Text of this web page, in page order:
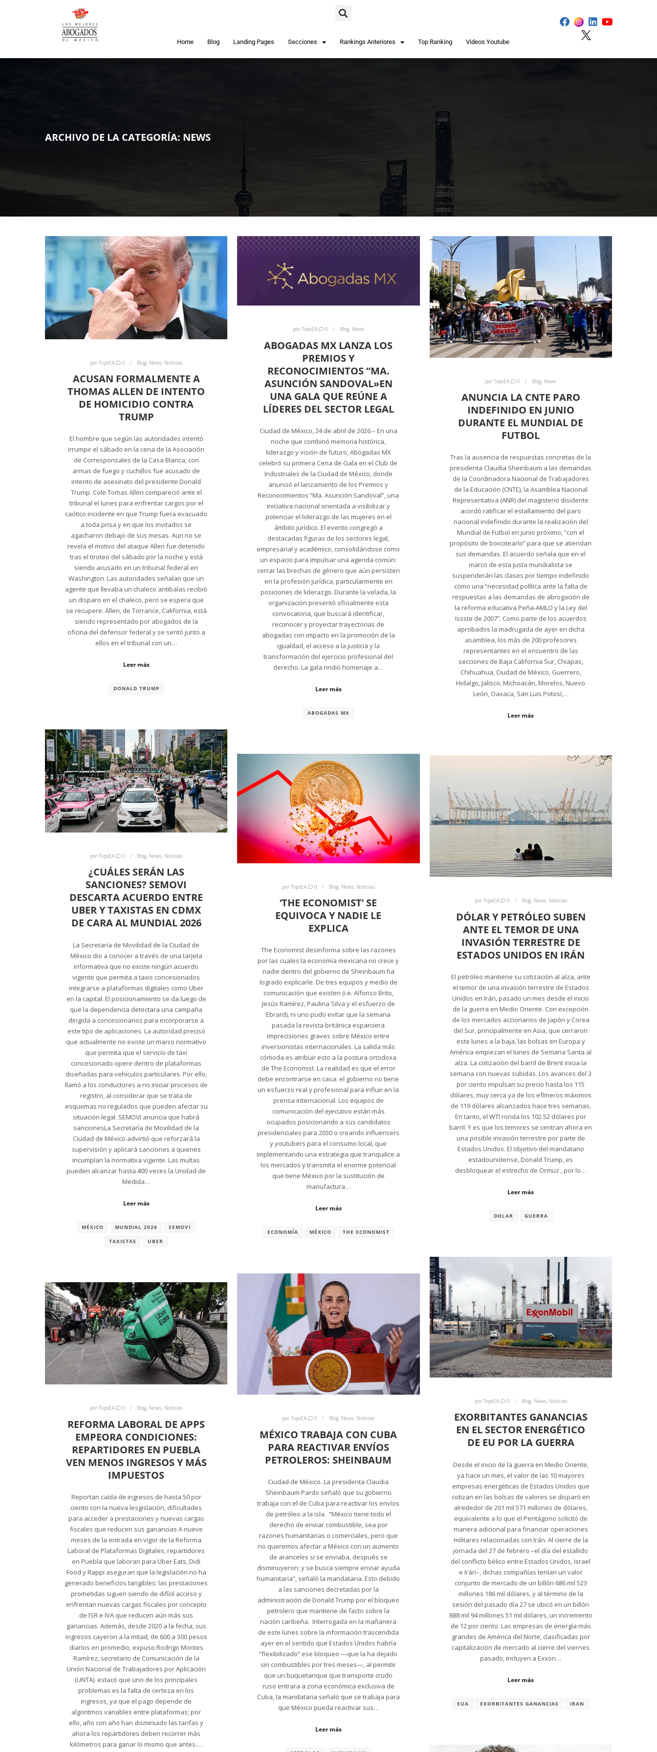
Home Blog Landing Pages Secciones Rankings Anteriores Top Ranking Videos Youtube
ARCHIVO DE LA CATEGORÍA: NEWS
porTopsEA 0 Blog, News, Noticias
ACUSAN FORMALMENTE A
THOMAS ALLEN DE INTENTO
DE HOMICIDIO CONTRA
TRUMP
El hombre que según las autoridades intentó
irrumpir el sábado en la cena de la Asociación
de Corresponsales de la Casa Blanca, con
armas de fuego y cuchillos fue acusado de
intento de asesinato del presidente Donald
Trump. Cole Tomas Allen compareció ante el
tribunal el lunes para enfrentar cargos por el
caótico incidente en que Trump fuera evacuado
a toda prisa y en que los invitados se
agacharon debajo de sus mesas. Aun no se
revela el motivo del ataque Allen fue detenido
tras el tiroteo del sábado por la noche y está
siendo acusado en un tribunal federal en
Washington. Las autoridades señalan que un
agente que llevaba un chaleco antibalas recibió
un disparo en el chaleco, pero se espera que
se recupere. Allen, de Torrance, California, está
siendo representado por abogados de la
oficina del defensor federal y se sentó junto a
ellos en el tribunal con un…
Leer más
DONALD TRUMP
por TopsEA 0 Blog, News
ABOGADAS MX LANZA LOS
PREMIOS Y
RECONOCIMIENTOS “MA.
ASUNCIÓN SANDOVAL»EN
UNA GALA QUE REÚNE A
LÍDERES DEL SECTOR LEGAL
Ciudad de México, 24 de abril de 2026.– En una
noche que combinó memoria histórica,
liderazgo y visión de futuro, Abogadas MX
celebró su primera Cena de Gala en el Club de
Industriales de la Ciudad de México, donde
anunció el lanzamiento de los Premios y
Reconocimientos “Ma. Asunción Sandoval”, una
iniciativa nacional orientada a visibilizar y
potenciar el liderazgo de las mujeres en el
ámbito jurídico. El evento congregó a
destacadas figuras de los sectores legal,
empresarial y académico, consolidándose como
un espacio para impulsar una agenda común:
cerrar las brechas de género que aún persisten
en la profesión jurídica, particularmente en
posiciones de liderazgo. Durante la velada, la
organización presentó oficialmente esta
convocatoria, que buscará identificar,
reconocer y proyectar trayectorias de
abogadas con impacto en la promoción de la
igualdad, el acceso a la justicia y la
transformación del ejercicio profesional del
derecho. La gala rindió homenaje a…
Leer más
ABOGADAS MX
porTopsEA 0 Blog, News
ANUNCIA LA CNTE PARO
INDEFINIDO EN JUNIO
DURANTE EL MUNDIAL DE
FUTBOL
Tras la ausencia de respuestas concretas de la
presidenta Claudia Sheinbaum a las demandas
de la Coordinadora Nacional de Trabajadores
de la Educación (CNTE), la Asamblea Nacional
Representativa (ANR) del magisterio disidente
acordó ratificar el estallamiento del paro
nacional indefinido durante la realización del
Mundial de Futbol en junio próximo, “con el
propósito de boicotearlo” para que se atiendan
sus demandas. El acuerdo señala que en el
marco de esta justa mundialista se
suspenderán las clases por tiempo indefinido
como una “necesidad política ante la falta de
respuestas a las demandas de abrogación de
la reforma educativa Peña-AMLO y la Ley del
Issste de 2007”. Como parte de los acuerdos
aprobados la madrugada de ayer en dicha
asamblea, los más de 200 profesores
representantes en el encuentro de las
secciones de Baja California Sur, Chiapas,
Chihuahua, Ciudad de México, Guerrero,
Hidalgo, Jalisco, Michoacán, Morelos, Nuevo
León, Oaxaca, San Luis Potosí,…
Leer más
porTopsEA 0 Blog, News, Noticias
¿CUÁLES SERÁN LAS
SANCIONES? SEMOVI
DESCARTA ACUERDO ENTRE
UBER Y TAXISTAS EN CDMX
DE CARA AL MUNDIAL 2026
La Secretaría de Movilidad de la Ciudad de
México dio a conocer a través de una tarjeta
informativa que no existe ningún acuerdo
vigente que permita a taxis concesionados
integrarse a plataformas digitales como Uber
en la capital. El posicionamiento se da luego de
que la dependencia detectara una campaña
dirigida a concesionarios para incorporarse a
este tipo de aplicaciones. La autoridad precisó
que actualmente no existe un marco normativo
que permita que el servicio de taxi
concesionado opere dentro de plataformas
diseñadas para vehículos particulares. Por ello,
llamó a los conductores a no iniciar procesos de
registro, al considerar que se trata de
esquemas no regulados que pueden afectar su
situación legal. SEMOVI anuncia que habrá
sancionesLa Secretaría de Movilidad de la
Ciudad de México advirtió que reforzará la
supervisión y aplicará sanciones a quienes
incumplan la normativa vigente. Las multas
pueden alcanzar hasta 400 veces la Unidad de
Medida…
Leer más
MÉXICO MUNDIAL 2026 SEMOVI
TAXISTAS UBER
porTopsEA 0 Blog, News, Noticias
‘THE ECONOMIST’ SE
EQUIVOCA Y NADIE LE
EXPLICA
The Economist desinforma sobre las razones
por las cuales la economía mexicana no crece y
nadie dentro del gobierno de Sheinbaum ha
logrado explicarle. De tres equipos y medio de
comunicación que existen (i.e. Alfonso Brito,
Jesús Ramírez, Paulina Silva y el esfuerzo de
Ebrard), ni uno pudo evitar que la semana
pasada la revista británica esparciera
imprecisiones graves sobre México entre
inversionistas internacionales. La salida más
cómoda es atribuir esto a la postura ortodoxa
de The Economist. La realidad es que el error
debe encontrarse en casa: el gobierno no tiene
un esfuerzo real y profesional para influir en la
prensa internacional. Los equipos de
comunicación del ejecutivo están más
ocupados posicionando a sus candidatos
presidenciales para 2030 o creando influencers
y youtubers para el consumo local, que
implementando una estrategia que tranquilice a
los mercados y transmita el enorme potencial
que tiene México por la sustitución de
manufactura…
Leer más
ECONOMÍA MÉXICO THE ECONOMIST
por TopsEA 0 Blog, News, Noticias
DÓLAR Y PETRÓLEO SUBEN
ANTE EL TEMOR DE UNA
INVASIÓN TERRESTRE DE
ESTADOS UNIDOS EN IRÁN
El petróleo mantiene su cotización al alza, ante
el temor de una invasión terrestre de Estados
Unidos en Irán, pasado un mes desde el inicio
de la guerra en Medio Oriente. Con excepción
de los mercados accionarios de Japón y Corea
del Sur, principalmente en Asia, que cerraron
este lunes a la baja, las bolsas en Europa y
América empiezan el lunes de Semana Santa al
alza. La cotización del barril de Brent inicia la
semana con nuevas subidas. Los avances del 3
por ciento impulsan su precio hasta los 115
dólares, muy cerca ya de los efímeros máximos
de 119 dólares alcanzados hace tres semanas.
En tanto, el WTI ronda los 102.52 dólares por
barril. Y es que los temores se centran ahora en
una posible invasión terrestre por parte de
Estados Unidos. El objetivo del mandatario
estadounidense, Donald Trump, es
desbloquear el estrecho de Ormuz , por lo…
Leer más
DOLAR GUERRA
por TopsEA 0 Blog, News, Noticias
EXORBITANTES GANANCIAS
EN EL SECTOR ENERGÉTICO
DE EU POR LA GUERRA
Desde el inicio de la guerra en Medio Oriente,
ya hace un mes, el valor de las 10 mayores
empresas energéticas de Estados Unidos que
cotizan en las bolsas de valores se disparó en
alrededor de 201 mil 571 millones de dólares,
equivalente a lo que el Pentágono solicitó de
manera adicional para financiar operaciones
militares relacionadas con Irán. Al cierre de la
jornada del 27 de febrero –el día del estallido
del conflicto bélico entre Estados Unidos, Israel
e Irán–, dichas compañías tenían un valor
conjunto de mercado de un billón 686 mil 523
millones 186 mil dólares, y al término de la
sesión del pasado día 27 se ubicó en un billón
888 mil 94 millones 51 mil dólares, un incremento
de 12 por ciento. Las empresas de energía más
grandes de América del Norte, clasificadas por
capitalización de mercado al cierre del viernes
pasado, incluyen a Exxon…
Leer más
EUA EXORBITANTES GANANCIAS IRAN
porTopsEA 0 Blog, News, Noticias
MÉXICO TRABAJA CON CUBA
PARA REACTIVAR ENVÍOS
PETROLEROS: SHEINBAUM
Ciudad de México. La presidenta Claudia
Sheinbaum Pardo señaló que su gobierno
trabaja con el de Cuba para reactivar los envíos
de petróleo a la isla. “México tiene todo el
derecho de enviar combustible, sea por
razones humanitarias o comerciales, pero que
no queremos afectar a México con un aumento
de aranceles si se enviaba, después se
disminuyeron; y se busca siempre enviar ayuda
humanitaria”, señaló la mandataria. Esto debido
a las sanciones decretadas por la
administración de Donald Trump por el bloqueo
petrolero que mantiene de facto sobre la
nación caribeña. Interrogada en la mañanera
de este lunes sobre la información trascendida
ayer en el sentido que Estados Unidos habría
“flexibilizado” ese bloqueo —que la ha dejado
sin combustibles por tres meses—, al permitir
que un buquetanque que transporte crudo
ruso entrara a zona económica exclusiva de
Cuba, la mandataria señaló que se trabaja para
que México pueda reactivar sus…
Leer más
porTopsEA 0 Blog, News, Noticias
REFORMA LABORAL DE APPS
EMPEORA CONDICIONES:
REPARTIDORES EN PUEBLA
VEN MENOS INGRESOS Y MÁS
IMPUESTOS
Reportan caída de ingresos de hasta 50 por
ciento con la nueva lesgislación, dificultades
para acceder a prestaciones y nuevas cargas
fiscales que reducen sus ganancias A nueve
meses de la entrada en vigor de la Reforma
Laboral de Plataformas Digitales, repartidores
en Puebla que laboran para Uber Eats, Didi
Food y Rappi aseguran que la legislación no ha
generado beneficios tangibles: las prestaciones
prometidas siguen siendo de difícil acceso y
enfrentan nuevas cargas fiscales por concepto
de ISR e IVA que reducen aún más sus
ganancias. Además, desde 2020 a la fecha, sus
ingresos cayeron a la mitad, de 600 a 300 pesos
diarios en promedio, expuso Rodrigo Montes
Ramírez, secretario de Comunicación de la
Unión Nacional de Trabajadores por Aplicación
(UNTA). estacó que uno de los principales
problemas es la falta de certeza en los
ingresos, ya que el pago depende de
algoritmos variables entre plataformas; por
ello, año con año han disminuido las tarifas y
ahora los repartidores deben recorrer más
kilómetros para ganar lo mismo que antes.…